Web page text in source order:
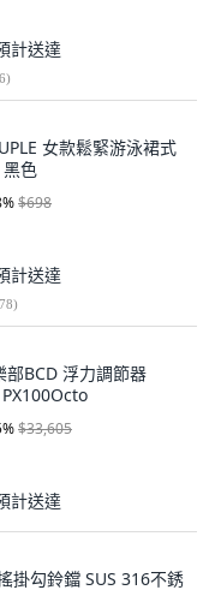
計送達
)
女款鬆緊游泳裙式
色
%$698
計送達
)
部BCD 浮力調節器
%$33,605
計送達
掛勾鈴鐺 SUS 316不銹